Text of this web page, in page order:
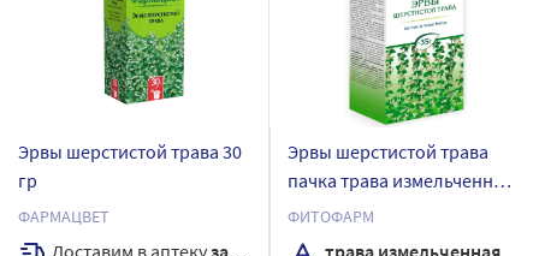
Эрвы шерстистой трава 30
гр
ФАРМАЦВЕТ
Доставим в аптекузавтра
Эрвы шерстистой трава
пачка трава измельченная
35 гр
ФИТОФАРМ
трава измельченная